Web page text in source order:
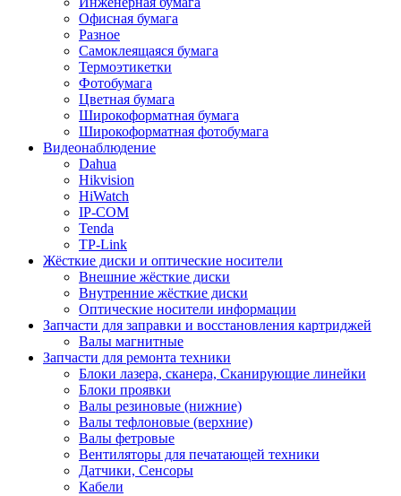
Офисная бумага
Разное
Самоклеящаяся бумага
Термоэтикетки
Фотобумага
Цветная бумага
Широкоформатная бумага
Широкоформатная фотобумага
Видеонаблюдение
Dahua
Hikvision
HiWatch
IP-COM
Tenda
TP-Link
Жёсткие диски и оптические носители
Внешние жёсткие диски
Внутренние жёсткие диски
Оптические носители информации
Запчасти для заправки и восстановления картриджей
Валы магнитные
Запчасти для ремонта техники
Блоки лазера, сканера, Сканирующие линейки
Блоки проявки
Валы резиновые (нижние)
Валы тефлоновые (верхние)
Валы фетровые
Вентиляторы для печатающей техники
Датчики, Сенсоры
Кабели